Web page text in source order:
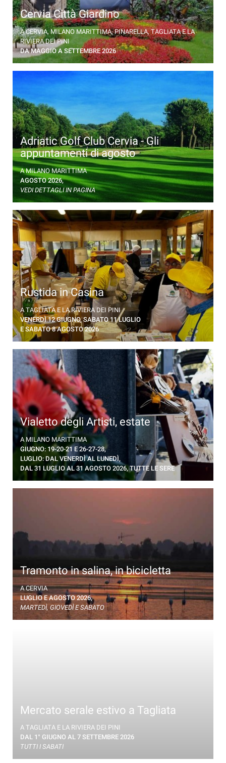
Cervia Città Giardino
54^ edizione per la mostra d'arte floreale a cielo
aperto più grande d'Europa
A CERVIA, MILANO MARITTIMA, PINARELLA, TAGLIATA E LA
RIVIERA DEI PINI
DA MAGGIO A SETTEMBRE 2026
Adriatic Golf Club Cervia - Gli
appuntamenti di agosto
Gare nazionali e internazionali
A MILANO MARITTIMA
AGOSTO 2026,
VEDI DETTAGLI IN PAGINA
Rustida in Casina
Menù della tradizione dei pescatori nella Casina del
Parco dei Gemelli di Tagliata
A TAGLIATA E LA RIVIERA DEI PINI
VENERDÌ 12 GIUGNO, SABATO 11 LUGLIO
E SABATO 8 AGOSTO 2026
Vialetto degli Artisti, estate
Designer, Creativi e Artigiani provenienti da tutta
Italia a Milano Marittima. Estate 2026, torna
l'appuntamento serale
A MILANO MARITTIMA
GIUGNO: 19-20-21 E 26-27-28,
LUGLIO: DAL VENERDÌ AL LUNEDÌ,
DAL 31 LUGLIO AL 31 AGOSTO 2026, TUTTE LE SERE
Tramonto in salina, in bicicletta
In bicicletta lungo la Salina di Cervia
A CERVIA
LUGLIO E AGOSTO 2026,
MARTEDÌ, GIOVEDÌ E SABATO
Mercato serale estivo a Tagliata
A TAGLIATA E LA RIVIERA DEI PINI
DAL 1° GIUGNO AL 7 SETTEMBRE 2026
TUTTI I SABATI